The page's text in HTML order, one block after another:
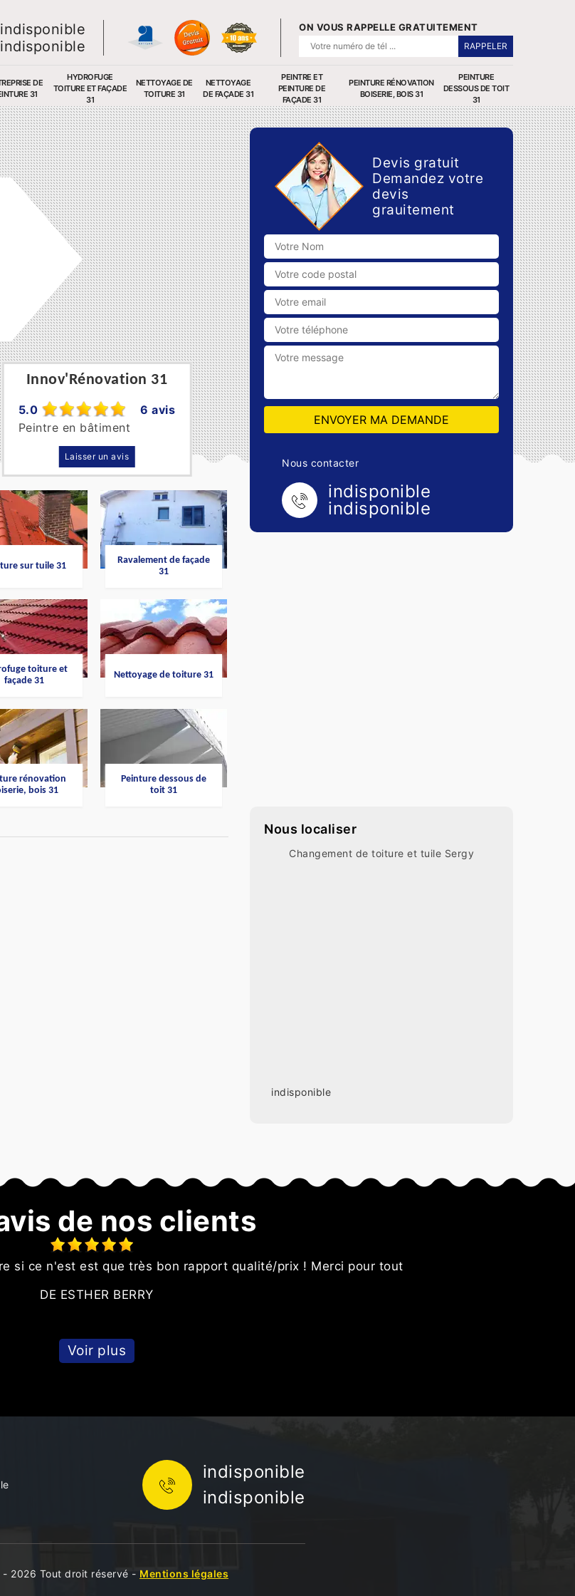
indisponible
indisponible
ON VOUS RAPPELLE GRATUITEMENT
DE
31
HYDROFUGE
TOITURE ET FAÇADE
31
NETTOYAGE DE
TOITURE 31
NETTOYAGE
DE FAÇADE 31
PEINTRE ET
PEINTURE DE
FAÇADE 31
PEINTURE RÉNOVATION
BOISERIE, BOIS 31
PEINTURE
DESSOUS DE TOIT
31
Innov'Rénovation 31
5.0
6 avis
Peintre en bâtiment
Laisser un avis
sur tuile 31
Ravalement de façade
31
toiture et
façade 31
Nettoyage de toiture 31
rénovation
bois 31
Peinture dessous de
toit 31
Devis gratuit
Demandez votre
devis
grauitement
Nous contacter
indisponible
indisponible
Nous localiser
Changement de toiture et tuile Sergy
indisponible
de nos clients
si ce n'est est que très bon rapport qualité/prix ! Merci pour tout
DE ESTHER BERRY
Voir plus
indisponible
indisponible
2026 Tout droit réservé - Mentions légales